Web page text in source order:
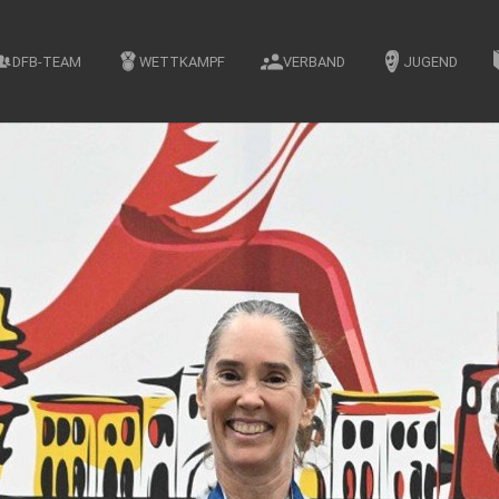
DFB-TEAM WETTKAMPF VERBAND JUGEND